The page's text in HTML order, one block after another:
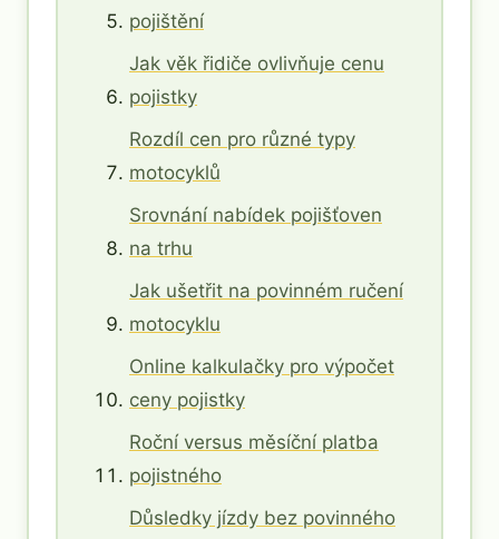
pojištění
Jak věk řidiče ovlivňuje cenu
pojistky
Rozdíl cen pro různé typy
motocyklů
Srovnání nabídek pojišťoven
na trhu
Jak ušetřit na povinném ručení
motocyklu
Online kalkulačky pro výpočet
ceny pojistky
Roční versus měsíční platba
pojistného
Důsledky jízdy bez povinného